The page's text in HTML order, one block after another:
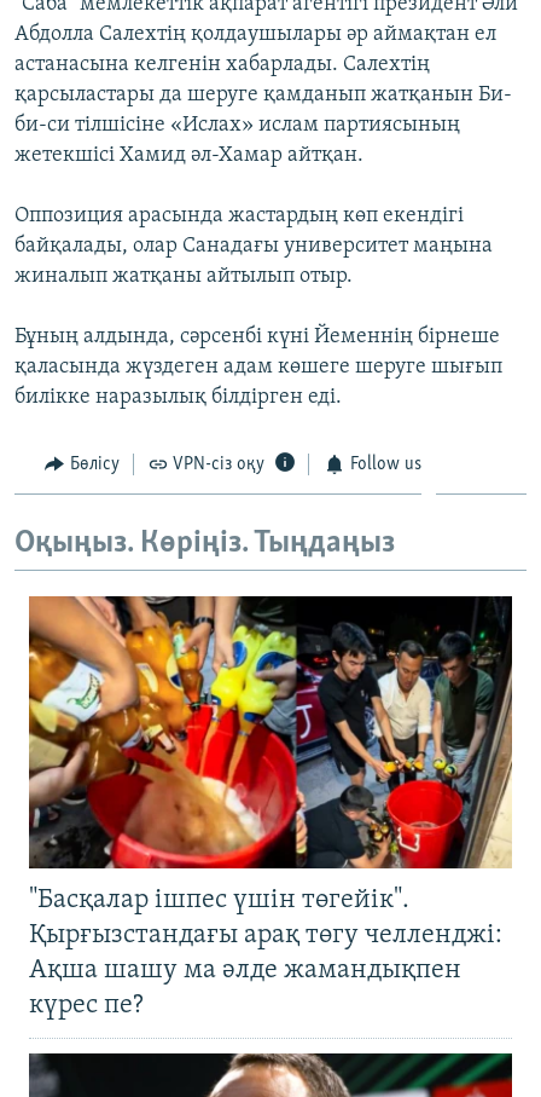
ЖАЗЫЛЫҢЫЗ
Абдолла Салехтің қолдаушылары әр аймақтан ел
астанасына келгенін хабарлады. Салехтің
қарсыластары да шеруге қамданып жатқанын Би-
би-си тілшісіне «Ислах» ислам партиясының
жетекшісі Хамид әл-Хамар айтқан.
Оппозиция арасында жастардың көп екендігі
байқалады, олар Санадағы университет маңына
жиналып жатқаны айтылып отыр.
Бұның алдында, сәрсенбі күні Йеменнің бірнеше
қаласында жүздеген адам көшеге шеруге шығып
билікке наразылық білдірген еді.
Бөлісу VPN-сіз оқу Follow us
Оқыңыз. Көріңіз. Тыңдаңыз
"Басқалар ішпес үшін төгейік".
Қырғызстандағы арақ төгу челленджі:
Ақша шашу ма әлде жамандықпен
күрес пе?